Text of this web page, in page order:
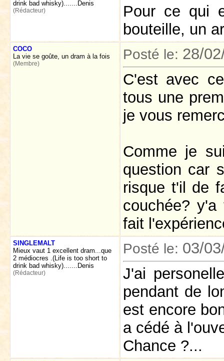
drink bad whisky).......Denis
(Rédacteur)
Pour ce qui
bouteille, un
COCO
La vie se goûte, un dram à la fois
(Membre)
Posté le: 28/
C'est avec
tous une
je vous
Comme je
question car
risque t'il de
couchée?
fait
SINGLEMALT
Mieux vaut 1 excellent dram...que
2 médiocres .(Life is too short to
drink bad whisky).......Denis
(Rédacteur)
Posté le: 03/
J'ai
pendant de
est encore
a cédé à
Chance ?...